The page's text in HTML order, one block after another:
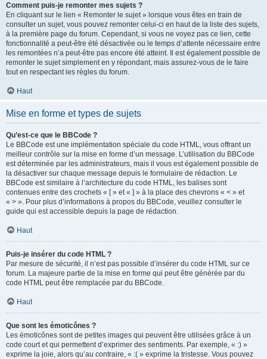
Comment puis-je remonter mes sujets ?
En cliquant sur le lien « Remonter le sujet » lorsque vous êtes en train de
consulter un sujet, vous pouvez remonter celui-ci en haut de la liste des sujets,
à la première page du forum. Cependant, si vous ne voyez pas ce lien, cette
fonctionnalité a peut-être été désactivée ou le temps d’attente nécessaire entre
les remontées n’a peut-être pas encore été atteint. Il est également possible de
remonter le sujet simplement en y répondant, mais assurez-vous de le faire
tout en respectant les règles du forum.
Haut
Mise en forme et types de sujets
Qu’est-ce que le BBCode ?
Le BBCode est une implémentation spéciale du code HTML, vous offrant un
meilleur contrôle sur la mise en forme d’un message. L’utilisation du BBCode
est déterminée par les administrateurs, mais il vous est également possible de
la désactiver sur chaque message depuis le formulaire de rédaction. Le
BBCode est similaire à l’architecture du code HTML, les balises sont
contenues entre des crochets « [ » et « ] » à la place des chevrons « < » et
« > ». Pour plus d’informations à propos du BBCode, veuillez consulter le
guide qui est accessible depuis la page de rédaction.
Haut
Puis-je insérer du code HTML ?
Par mesure de sécurité, il n’est pas possible d’insérer du code HTML sur ce
forum. La majeure partie de la mise en forme qui peut être générée par du
code HTML peut être remplacée par du BBCode.
Haut
Que sont les émoticônes ?
Les émoticônes sont de petites images qui peuvent être utilisées grâce à un
code court et qui permettent d’exprimer des sentiments. Par exemple, « :) »
exprime la joie, alors qu’au contraire, « :( » exprime la tristesse. Vous pouvez